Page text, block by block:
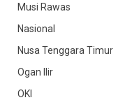
Musi Rawas
Nasional
Nusa Tenggara Timur
Ogan Ilir
OKI